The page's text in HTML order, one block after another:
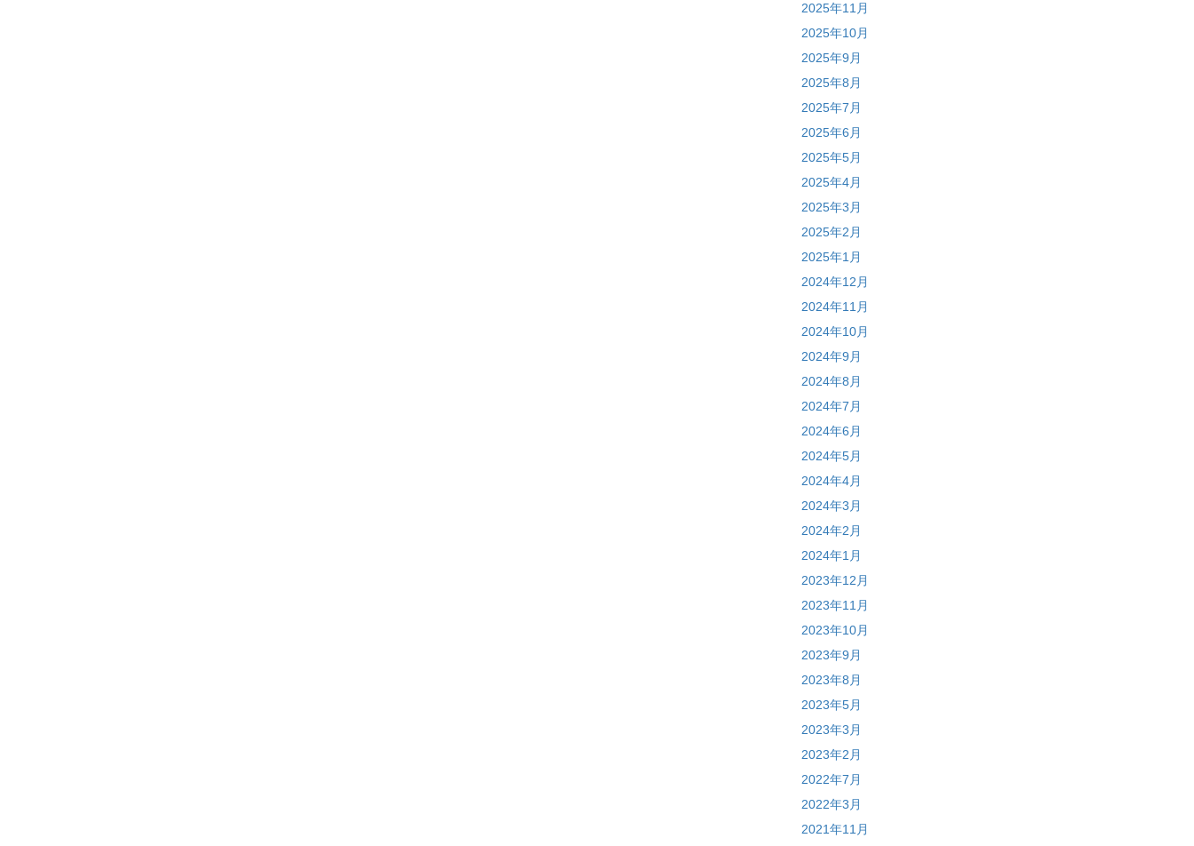
2025年11月
2025年10月
2025年9月
2025年8月
2025年7月
2025年6月
2025年5月
2025年4月
2025年3月
2025年2月
2025年1月
2024年12月
2024年11月
2024年10月
2024年9月
2024年8月
2024年7月
2024年6月
2024年5月
2024年4月
2024年3月
2024年2月
2024年1月
2023年12月
2023年11月
2023年10月
2023年9月
2023年8月
2023年5月
2023年3月
2023年2月
2022年7月
2022年3月
2021年11月